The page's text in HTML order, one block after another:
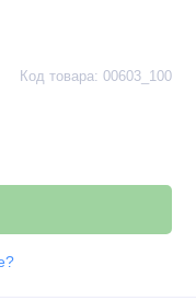
Код товара: 00603_100